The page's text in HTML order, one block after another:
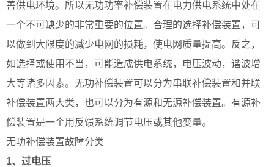
善供电环境。所以无功功率补偿装置在电力供电系统中处在
一个不可缺少的非常重要的位置。合理的选择补偿装置，可
以做到大限度的减少电网的损耗，使电网质量提高。反之，
如选择或使用不当，可能造成供电系统，电压波动，谐波增
大等诸多因素。无功补偿装置可以分为串联补偿装置和并联
补偿装置两大类，也可以分为有源和无源补偿装置。有源补
偿装置是一个用反馈系统调节电压或其他变量。
无功补偿装置故障分类
1、过电压